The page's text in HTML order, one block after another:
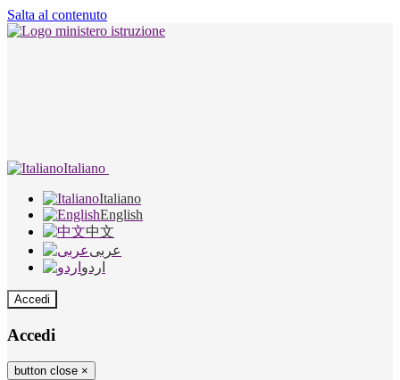
Salta al contenuto
Italiano
Italiano
English
中文
عربى
اردو
Accedi
Accedi
button close ×